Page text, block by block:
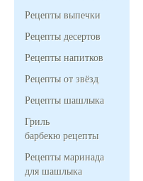
Рецепты выпечки
Рецепты десертов
Рецепты напитков
Рецепты от звёзд
Рецепты шашлыка
Гриль
барбекю рецепты
Рецепты маринада
для шашлыка